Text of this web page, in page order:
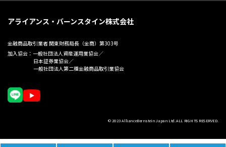
アライアンス・バーンスタイン株式会社
金融商品取引業者 関東財務局長（金商）第303号
加入協会：一般社団法人資産運用業協会／
日本証券業協会／
一般社団法人第二種金融商品取引業協会
© 2023 AllianceBernstein Japan Ltd. ALL RIGHTS RESERVED.